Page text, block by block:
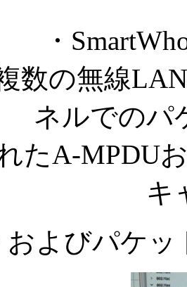
・
数の無線
ネルでのパ
たA-MPDU
キ
およびパケ